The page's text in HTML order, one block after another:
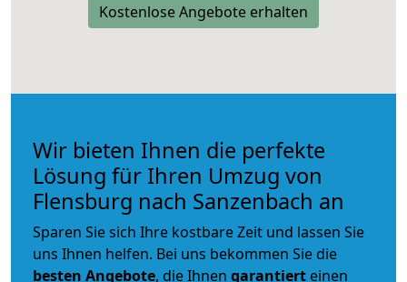
Kostenlose Angebote erhalten
Wir bieten Ihnen die perfekte
Lösung für Ihren Umzug von
Flensburg nach Sanzenbach an
Sparen Sie sich Ihre kostbare Zeit und lassen Sie
uns Ihnen helfen. Bei uns bekommen Sie die
besten Angebote, die Ihnen garantiert einen